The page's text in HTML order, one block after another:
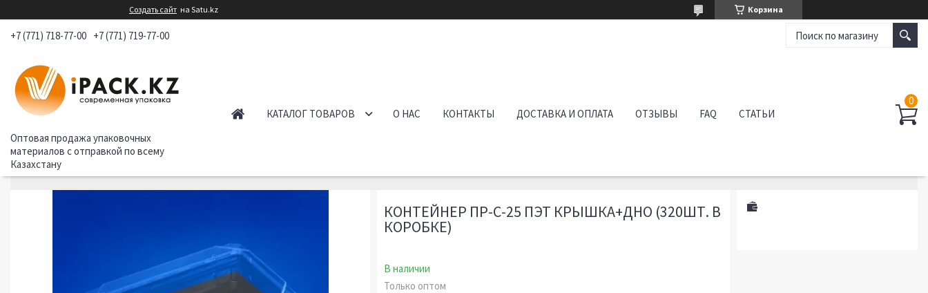
Создать сайт на Satu.kz Корзина
+7 (771) 718-77-00 +7 (771) 719-77-00
Оптовая продажа упаковочных
материалов с отправкой по всему
Казахстану
КАТАЛОГ ТОВАРОВ О НАС КОНТАКТЫ ДОСТАВКА И ОПЛАТА ОТЗЫВЫ FAQ СТАТЬИ
КОНТЕЙНЕР ПР-С-25 ПЭТ КРЫШКА+ДНО (320ШТ. В
КОРОБКЕ)
В наличии
Только оптом